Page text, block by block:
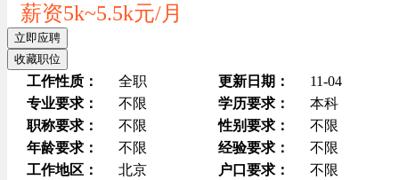
薪资5k~5.5k元/月
立即应聘
收藏职位
工作性质： 全职 更新日期：
11-04
专业要求：
不限 学历要求：
本科
职称要求：
不限 性别要求：
不限
年龄要求：
不限 经验要求：
不限
工作地区：
北京 户口要求： 不限